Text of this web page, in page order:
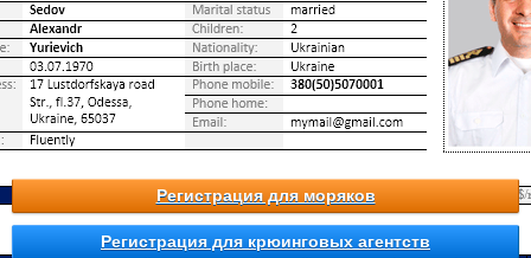
Регистрация для моряков
Регистрация для крюинговых агентств